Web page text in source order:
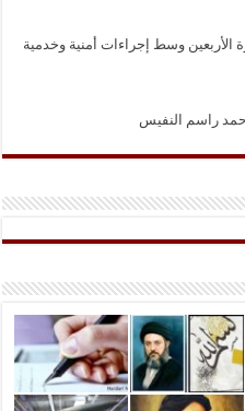
الأربعين وسط إجراءات أمنية وخدمية
راسم النفيس